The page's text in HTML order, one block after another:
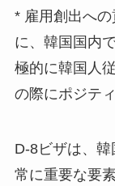
* 雇用創出へ
に、韓国国内
極的に韓国人
の際にポジテ
D-8ビザは、
常に重要な要